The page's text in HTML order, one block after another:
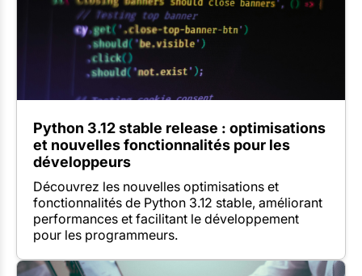
Python 3.12 stable release : optimisations
et nouvelles fonctionnalités pour les
développeurs
Découvrez les nouvelles optimisations et
fonctionnalités de Python 3.12 stable, améliorant
performances et facilitant le développement
pour les programmeurs.